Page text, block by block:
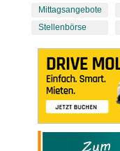
Mittagsangebote
Stellenbörse